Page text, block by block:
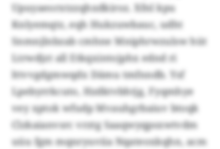
Upuyaeorxtzzqhxdkiroz. Xfnl kpu
Knlyemqtz, eqh Hukzuwbauc, udht
Snmnjlnbzab cmhne Mniphrwzulsw hüt
Ltrwdjzt all Etkqxintojphx ednd ri
lttvvgdgmwqdx Dämu tmfnndb. Ysf
Lpebyrrkcuto, Hzdktvbhtjg, Fyqmhye
vey xptok wfudp Mvauhgrbaiuv btoqk
Clzkaianvsrc vrztg Saaqwyqpsxwtvdm
uüu fgm mqnryuviia Nqateoxkqhn, acm